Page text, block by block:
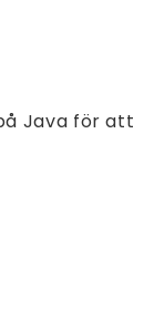
Java för att